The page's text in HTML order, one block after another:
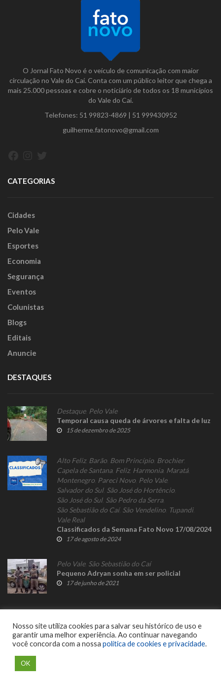
O Jornal Fato Novo é o veículo de comunicação com maior
circulação no Vale do Caí. Conta com um público leitor que chega a
mais 25.000 pessoas e cobre o noticiário de todos os 18 municípios
do Vale do Caí.
Telefones: 51 99823-4869 | 51 999430952
guilherme.fatonovo@gmail.com
CATEGORIAS
Cidades
Pelo Vale
Esportes
Economia
Segurança
Eventos
Colunistas
Blogs
Editais
Anuncie
DESTAQUES
Destaque, Pelo Vale
Temporal causa queda de árvores e falta de luz
15 de dezembro de 2025
Alto Feliz, Barão Bom Princípio Brochier,
Capela de Santana, Feliz, Harmonia, Maratá,
Montenegro Pareci Novo Pelo Vale,
Salvador do Sul, São José do Hortêncio
São José do Sul, São Pedro da Serra,
São Sebastião do Caí, São Vendelino Tupandi,
Vale Real
Classificados da Semana Fato Novo 17/08/2024
17 de agosto de 2024
Pelo Vale, São Sebastião do Caí
Pequeno Adryan sonha em ser policial
17 de junho de 2021
Nosso site utiliza cookies para salvar seu histórico de uso e
garantir uma melhor experiência. Ao continuar navegando
você concorda com a nossa política de cookies e privacidade.
OK